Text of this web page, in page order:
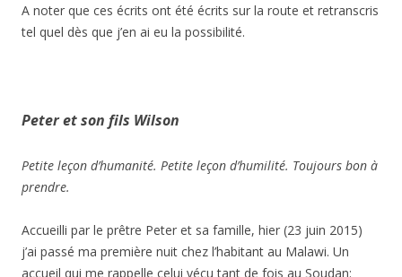
A noter que ces écrits ont été écrits sur la route et retranscris
tel quel dès que j’en ai eu la possibilité.
Peter et son fils Wilson
Petite leçon d’humanité. Petite leçon d’humilité. Toujours bon à
prendre.
Accueilli par le prêtre Peter et sa famille, hier (23 juin 2015)
j’ai passé ma première nuit chez l’habitant au Malawi. Un
accueil qui me rappelle celui vécu tant de fois au Soudan: